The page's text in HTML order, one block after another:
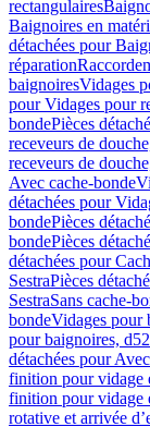
rectangulaires
Baignoires en
détachées pour
réparation
baignoiresVidages
pour Vidages pour
bondePièces
receveurs de
receveurs de
Avec cache-bonde
détachées pour
bondePièces
bondePièces
détachées pour
SestraPièces
SestraSans cache-
bondeVidages pour
pour baignoires, d52
détachées pour
finition pour vidage
finition pour vidage
rotative et arrivée